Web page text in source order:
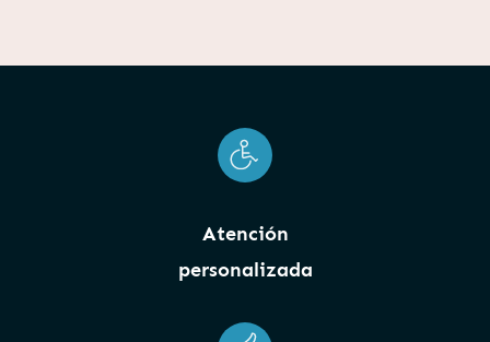
Atención
personalizada